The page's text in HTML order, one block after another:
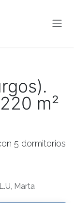
m²
5 dormitorios
Marta